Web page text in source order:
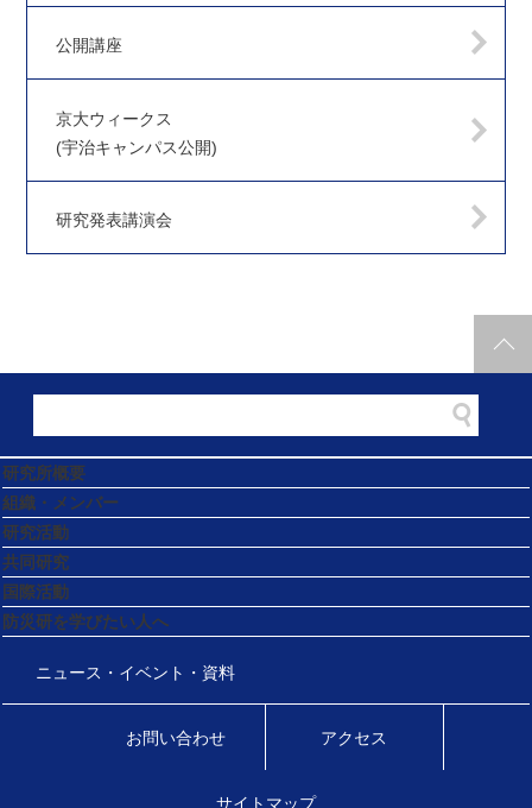
公開講座
京大ウィークス
(宇治キャンパス公開)
研究発表講演会
研究所概要
組織・メンバー
研究活動
共同研究
国際活動
防災研を学びたい人へ
ニュース・イベント・資料
お問い合わせ アクセス
サイトマップ